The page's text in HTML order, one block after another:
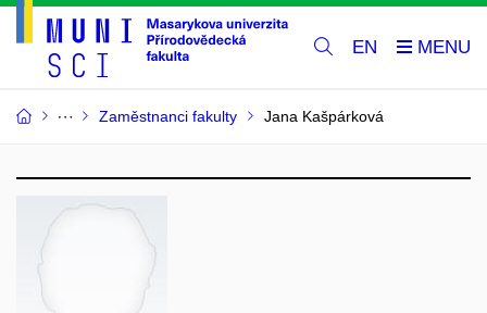
EN
Zaměstnanci fakulty Jana Kašpárková